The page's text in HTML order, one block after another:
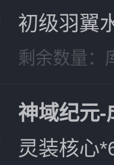
初级羽翼
剩余数量：
神域纪元-
灵装核心